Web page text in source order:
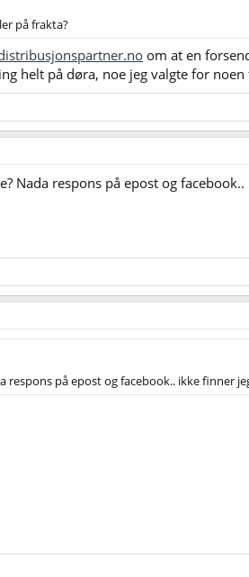
på frakta?
om at en
helt på døra, noe jeg valgte for
Nada respons på epost og
respons på epost og facebook.. ikke finner